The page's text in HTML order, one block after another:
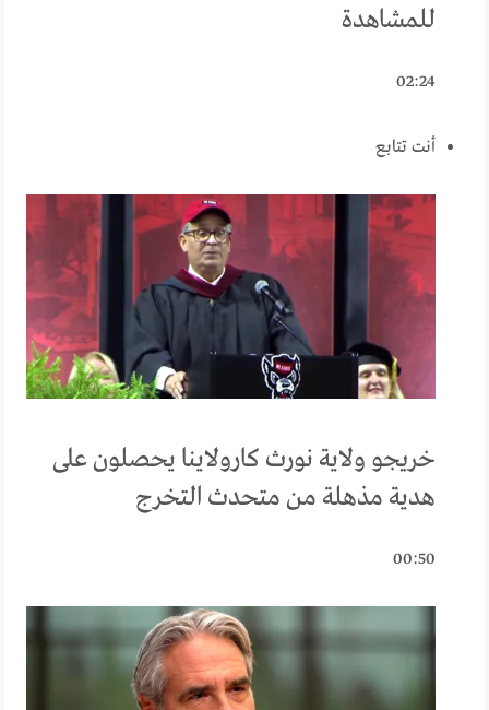
للمشاهدة
02:24
أنت تتابع
خريجو ولاية نورث كارولاينا يحصلون على
هدية مذهلة من متحدث التخرج
00:50